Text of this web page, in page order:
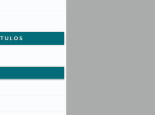
TULOS